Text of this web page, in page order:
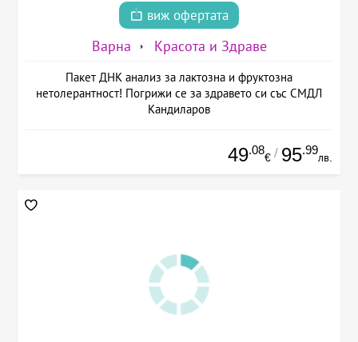
виж офертата
Варна Красота и Здраве
Пакет ДНК анализ за лактозна и фруктозна
нетолерантност! Погрижи се за здравето си със СМДЛ
Кандиларов
49.08
€ / 95.99
лв.